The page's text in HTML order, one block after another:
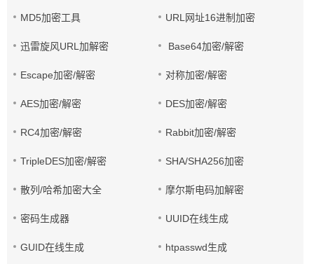
MD5加密工具 URL网址16进制加密
迅雷旋风URL加解密 Base64加密/解密
Escape加密/解密 对称加密/解密
AES加密/解密 DES加密/解密
RC4加密/解密 Rabbit加密/解密
TripleDES加密/解密 SHA/SHA256加密
散列/哈希加密大全 摩尔斯电码加解密
密码生成器 UUID在线生成
GUID在线生成 htpasswd生成